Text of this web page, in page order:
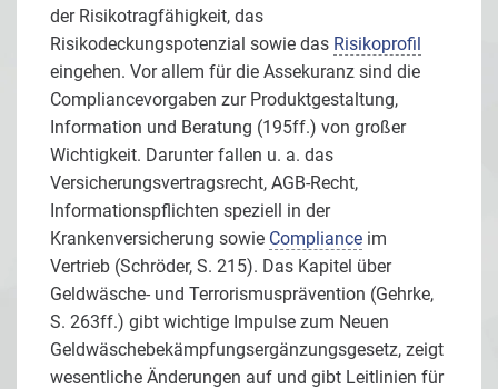
der Risikotragfähigkeit, das
Risikodeckungspotenzial sowie das Risikoprofil
eingehen. Vor allem für die Assekuranz sind die
Compliancevorgaben zur Produktgestaltung,
Information und Beratung (195ff.) von großer
Wichtigkeit. Darunter fallen u. a. das
Versicherungsvertragsrecht, AGB-Recht,
Informationspflichten speziell in der
Krankenversicherung sowie Compliance im
Vertrieb (Schröder, S. 215). Das Kapitel über
Geldwäsche- und Terrorismusprävention (Gehrke,
S. 263ff.) gibt wichtige Impulse zum Neuen
Geldwäschebekämpfungsergänzungsgesetz, zeigt
wesentliche Änderungen auf und gibt Leitlinien für